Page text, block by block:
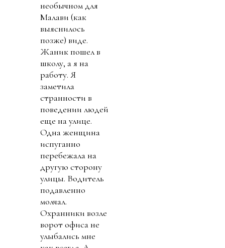
необычном для
Малави (как
выяснилось
позже) виде.
Жаник пошел в
школу, а я на
работу. Я
заметила
странности в
поведении людей
еще на улице.
Одна женщина
испуганно
перебежала на
другую сторону
улицы. Водитель
подавленно
молчал.
Охранники возле
ворот офиса не
улыбались мне